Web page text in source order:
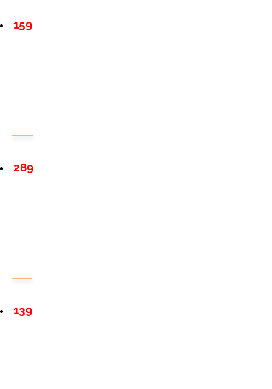
159
289
139